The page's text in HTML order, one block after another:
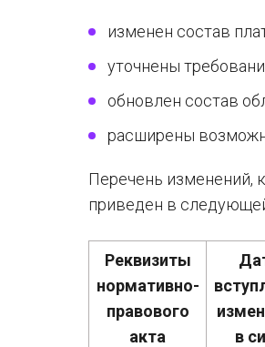
изменен состав
уточнены
обновлен состав
расширены
Перечень изменений,
приведен в
Реквизиты
нормативно-
правового
акта
в